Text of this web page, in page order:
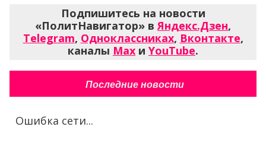
Подпишитесь на новости
«ПолитНавигатор» в Яндекс.Дзен,
Telegram, Одноклассниках, Вконтакте,
каналы Max и YouTube.
Последние новости
Ошибка сети...